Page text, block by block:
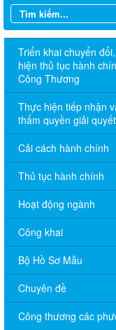
Triển khai chuyển
hiện thủ tục hành
Công Thương
Thực hiện tiếp nhận
thẩm quyền giải
Cải cách hành chính
Thủ tục hành chính
Hoạt động ngành
Công khai
Bộ Hồ Sơ Mẫu
Chuyên đề
Công thương các